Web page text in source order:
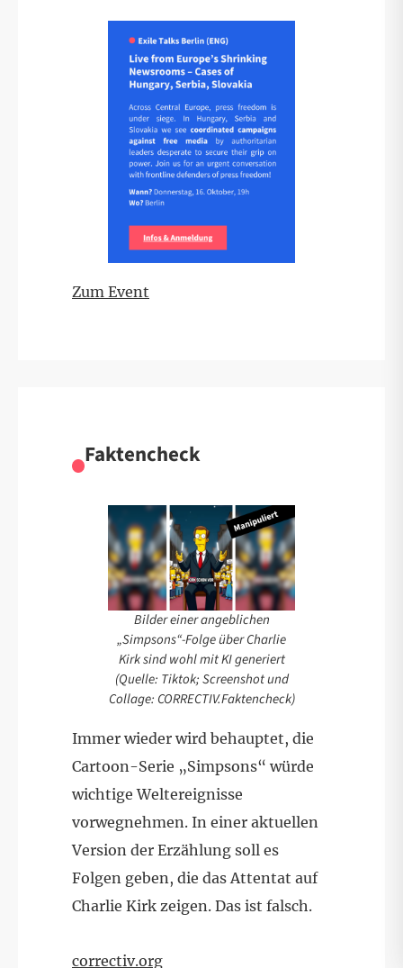
Zum Event
Faktencheck
Bilder einer angeblichen
„Simpsons“-Folge über Charlie
Kirk sind wohl mit KI generiert
(Quelle: Tiktok; Screenshot und
Collage: CORRECTIV.Faktencheck)
Immer wieder wird behauptet, die
Cartoon-Serie „Simpsons“ würde
wichtige Weltereignisse
vorwegnehmen. In einer aktuellen
Version der Erzählung soll es
Folgen geben, die das Attentat auf
Charlie Kirk zeigen. Das ist falsch.
correctiv.org